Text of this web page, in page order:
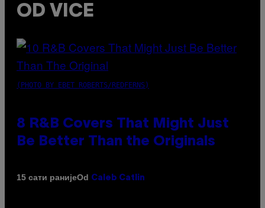
OD VICE
(PHOTO BY EBET ROBERTS/REDFERNS)
8 R&B Covers That Might Just
Be Better Than the Originals
15 сати ранијеOd Caleb Catlin